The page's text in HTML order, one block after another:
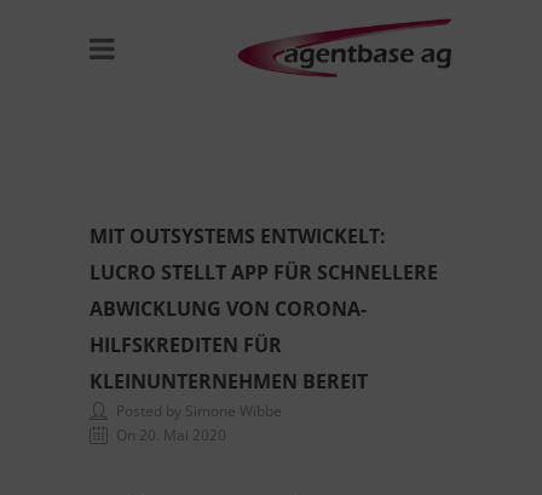
MIT OUTSYSTEMS ENTWICKELT:
LUCRO STELLT APP FÜR SCHNELLERE
ABWICKLUNG VON CORONA-
HILFSKREDITEN FÜR
KLEINUNTERNEHMEN BEREIT
Posted by Simone Wibbe
On 20. Mai 2020